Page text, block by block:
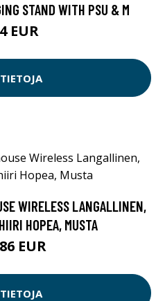
STAND WITH PSU & M
EUR
WIRELESS LANGALLINEN,
HOPEA, MUSTA
EUR